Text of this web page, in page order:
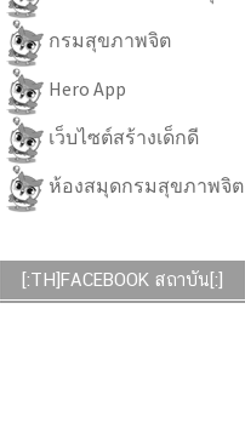
กรมสุขภาพจิต
Hero App
เว็บไซต์สร้างเด็กดี
ห้องสมุดกรมสุขภาพจิต
[:TH]FACEBOOK สถาบัน[:]